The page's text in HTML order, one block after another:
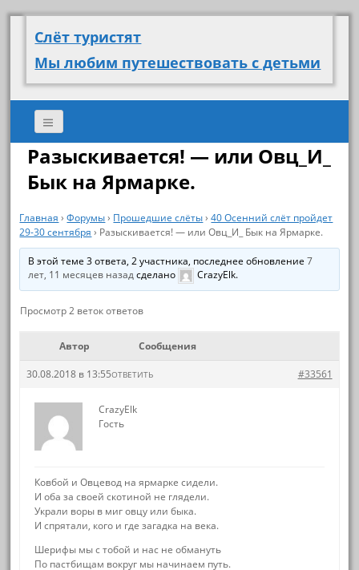
Слёт туристят
Мы любим путешествовать с детьми
Разыскивается! — или Овц_И_
Бык на Ярмарке.
Главная › Форумы › Прошедшие слёты › 40 Осенний слёт пройдет
29-30 сентября › Разыскивается! — или Овц_И_ Бык на Ярмарке.
В этой теме 3 ответа, 2 участника, последнее обновление 7
лет, 11 месяцев назадсделано CrazyElk.
Просмотр 2 веток ответов
Автор Сообщения
30.08.2018 в 13:55 #33561
ОТВЕТИТЬ
CrazyElk
Гость
Ковбой и Овцевод на ярмарке сидели.
И оба за своей скотиной не глядели.
Украли воры в миг овцу или быка.
И спрятали, кого и где загадка на века.
Шерифы мы с тобой и нас не обмануть
По пастбищам вокруг мы начинаем путь.